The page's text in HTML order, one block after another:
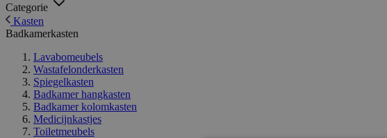
Categorie
Kasten
Badkamerkasten
Lavabomeubels
Wastafelonderkasten
Spiegelkasten
Badkamer hangkasten
Badkamer kolomkasten
Medicijnkastjes
Toiletmeubels